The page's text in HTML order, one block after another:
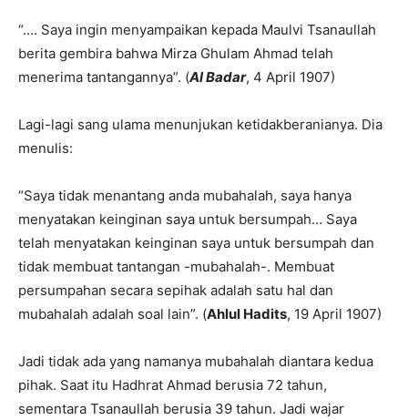
“…. Saya ingin menyampaikan kepada Maulvi Tsanaullah
berita gembira bahwa Mirza Ghulam Ahmad telah
menerima tantangannya”. (Al Badar, 4 April 1907)
Lagi-lagi sang ulama menunjukan ketidakberanianya. Dia
menulis:
“Saya tidak menantang anda mubahalah, saya hanya
menyatakan keinginan saya untuk bersumpah… Saya
telah menyatakan keinginan saya untuk bersumpah dan
tidak membuat tantangan -mubahalah-. Membuat
persumpahan secara sepihak adalah satu hal dan
mubahalah adalah soal lain”. (Ahlul Hadits, 19 April 1907)
Jadi tidak ada yang namanya mubahalah diantara kedua
pihak. Saat itu Hadhrat Ahmad berusia 72 tahun,
sementara Tsanaullah berusia 39 tahun. Jadi wajar